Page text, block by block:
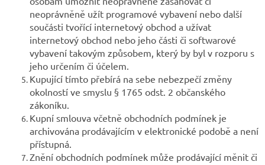
neoprávněně užít programové vybavení nebo další
součásti tvořící internetový obchod a užívat
internetový obchod nebo jeho části či softwarové
vybavení takovým způsobem, který by byl v rozporu s
jeho určením či účelem.
Kupující tímto přebírá na sebe nebezpečí změny
okolností ve smyslu § 1765 odst. 2 občanského
zákoníku.
Kupní smlouva včetně obchodních podmínek je
archivována prodávajícím v elektronické podobě a není
přístupná.
Znění obchodních podmínek může prodávající měnit či